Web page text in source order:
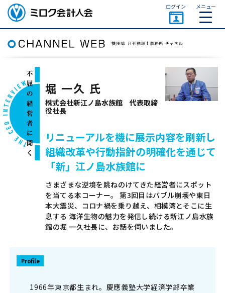
ミロク会計人会 MIROKU
ACCOUNTING PERSON
ASSOCIATION
ログイン メニュー
堀 一久 氏
株式会社新江ノ島水族館 代表取締
役社長
リニューアルを機に展示内容を刷新し
組織改革や行動指針の明確化を通じて
「新」江ノ島水族館に
さまざまな逆境を跳ねのけてきた経営者にスポット
を当てる本コーナー。 第3回目はバブル崩壊や東日
本大震災、コロナ禍を乗り越え、相模湾とそこに生
息する 海洋生物の魅力を発信し続ける新江ノ島水族
館の堀 一久社長に、お話を伺いました。
Profile
1966年東京都生まれ。慶應義塾大学経済学部卒業